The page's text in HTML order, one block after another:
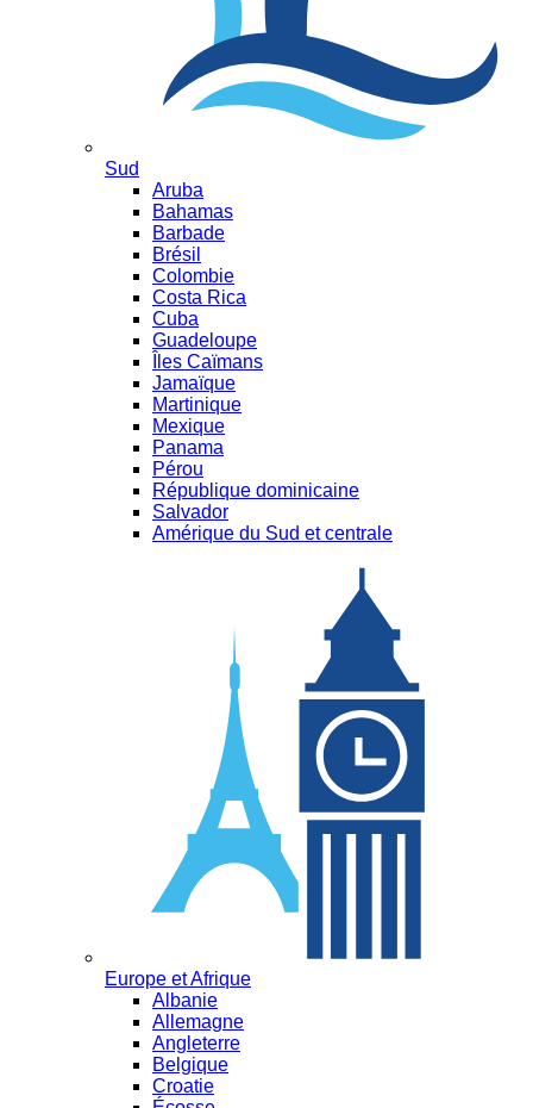
Sud
Aruba
Bahamas
Barbade
Brésil
Colombie
Costa Rica
Cuba
Guadeloupe
Îles Caïmans
Jamaïque
Martinique
Mexique
Panama
Pérou
République dominicaine
Salvador
Amérique du Sud et centrale
Europe et Afrique
Albanie
Allemagne
Angleterre
Belgique
Croatie